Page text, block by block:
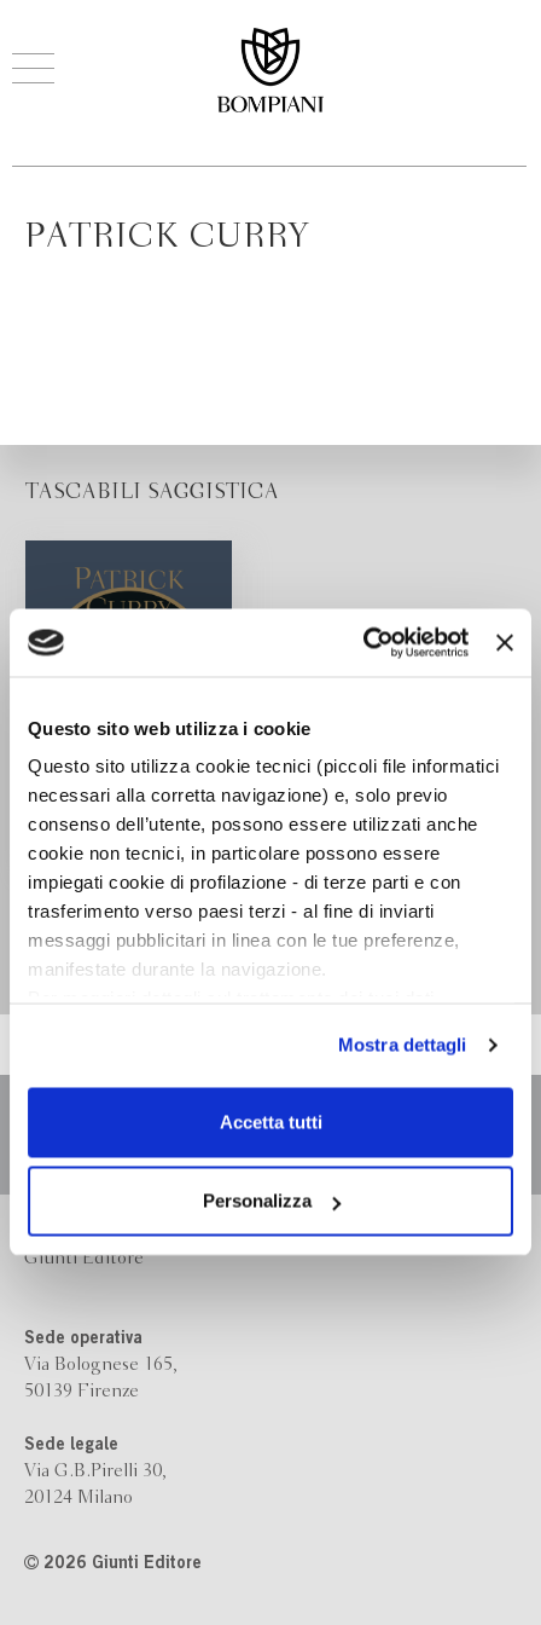
Questo sito web utilizza i cookie
Questo sito utilizza cookie tecnici (piccoli file informatici
necessari alla corretta navigazione) e, solo previo
consenso dell’utente, possono essere utilizzati anche
cookie non tecnici, in particolare possono essere
impiegati cookie di profilazione - di terze parti e con
trasferimento verso paesi terzi - al fine di inviarti
messaggi pubblicitari in linea con le tue preferenze,
manifestate durante la navigazione.
scelte privacy sui cookie, ti invitiamo a prendere visione
dell’informativa cookie.
Chiudendo il banner tramite la “X” prosegui la
dei soli cookie tecnici. Selezionando “Accetta tutti” presti
il tuo consenso alla profilazione che potrai revocare in
ogni momentoRevoca
Mostra dettagli
Accetta tutti
Personalizza
PATRICK CURRY
TASCABILI SAGGISTICA
Tolkien. Mito e
modernità
Patrick Curry
Bompiani è un marchio
Giunti Editore
Sede operativa
Via Bolognese 165,
50139 Firenze
Sede legale
Via G.B.Pirelli 30,
20124 Milano
2026 Giunti Editore